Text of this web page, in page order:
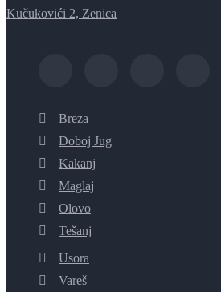
Kučukovići 2, Zenica
Breza
Doboj Jug
Kakanj
Maglaj
Olovo
Tešanj
Usora
Vareš